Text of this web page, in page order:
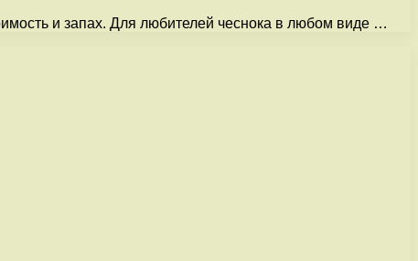
и запах. Для любителей чеснока в любом виде …